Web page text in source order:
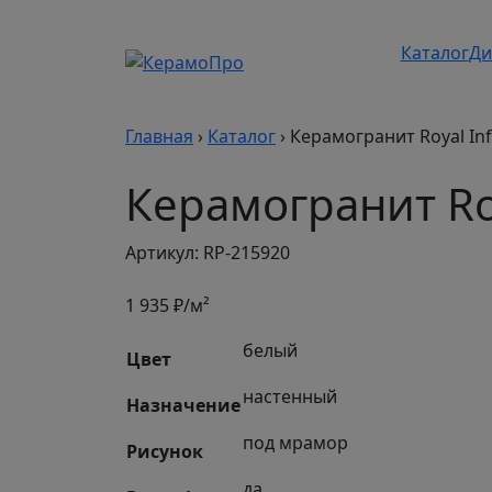
Каталог
Главная › Каталог › Керамогранит Royal
Керамогранит
Артикул: RP-215920
1 935 ₽/м²
Цвет белый
Назначениенастенный
Рисунок под мрамор